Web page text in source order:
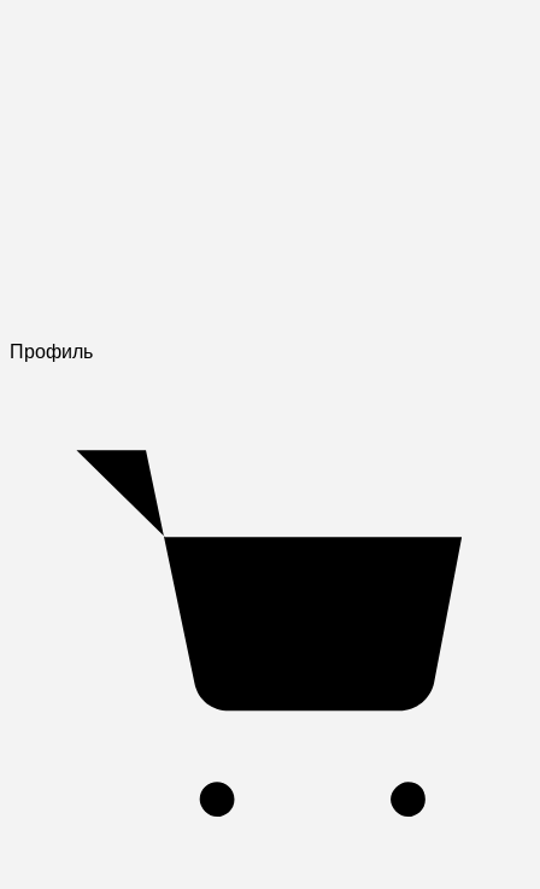
Профиль